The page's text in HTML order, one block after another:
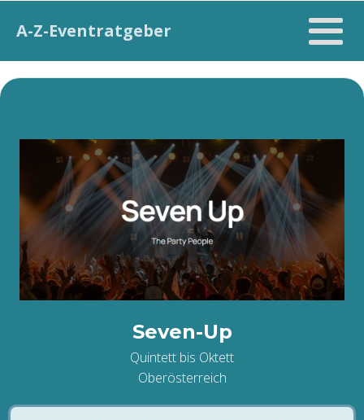
A-Z-Eventratgeber
Seven-Up
Quintett bis Oktett
Oberösterreich